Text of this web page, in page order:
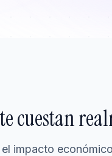
cuestan
impacto